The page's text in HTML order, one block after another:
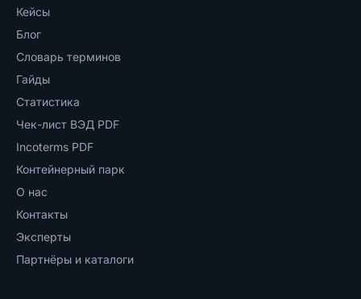
Кейсы
Блог
Словарь терминов
Гайды
Статистика
Чек-лист ВЭД PDF
Incoterms PDF
Контейнерный парк
О нас
Контакты
Эксперты
Партнёры и каталоги